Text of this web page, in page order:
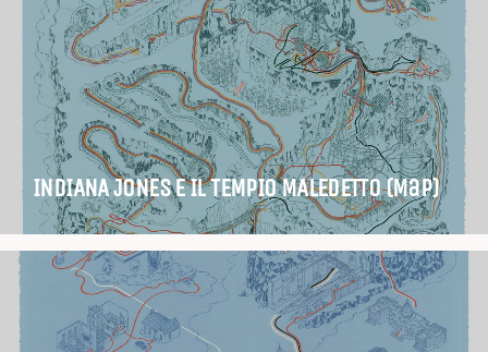
INDIANA JONES E IL TEMPIO MALEDETTO (Map)